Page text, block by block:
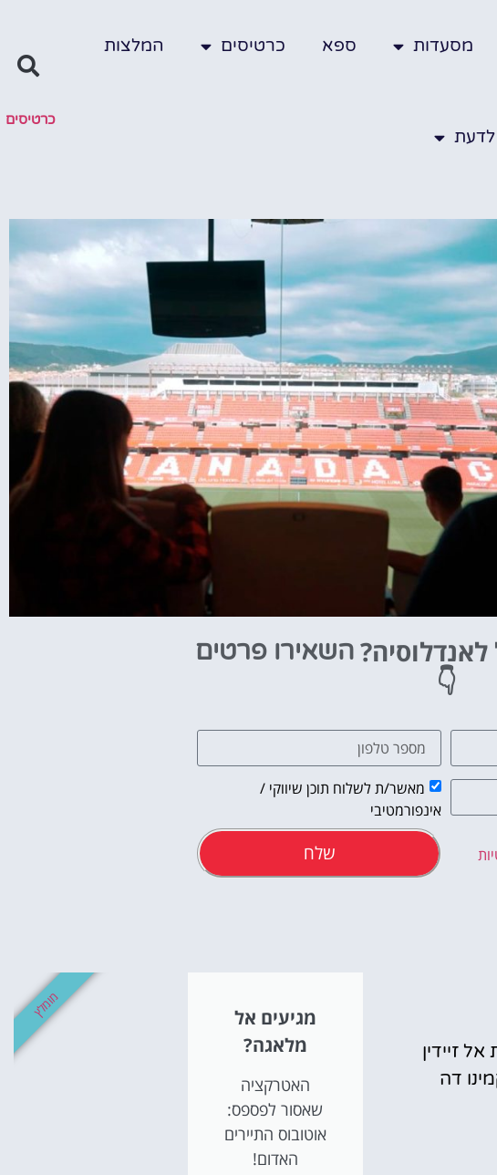
מסעדות ספא כרטיסים המלצות
כרטיסים
וסיורים
הפעילויות השוות
לאנדלוסיה? השאירו פרטים
👇
מאשר/ת לשלוח תוכן שיווקי /
אינפורמטיבי
שלח
זיידין
דה
מגיעים אל
מלאגה?
האטרקציה
שאסור לפספס:
אוטובוס התיירים
האדום!
מומלץ